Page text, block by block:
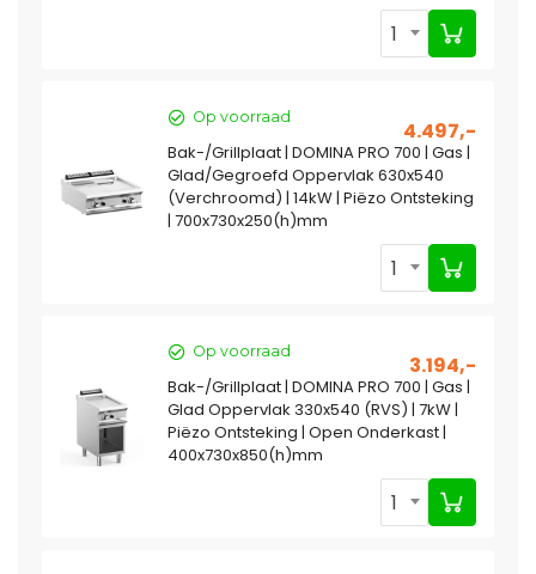
1
Op voorraad
4.497,-
Bak-/Grillplaat | DOMINA PRO 700 | Gas |
Glad/Gegroefd Oppervlak 630x540
(Verchroomd) | 14kW | Piëzo Ontsteking
| 700x730x250(h)mm
1
Op voorraad
3.194,-
Bak-/Grillplaat | DOMINA PRO 700 | Gas |
Glad Oppervlak 330x540 (RVS) | 7kW |
Piëzo Ontsteking | Open Onderkast |
400x730x850(h)mm
1